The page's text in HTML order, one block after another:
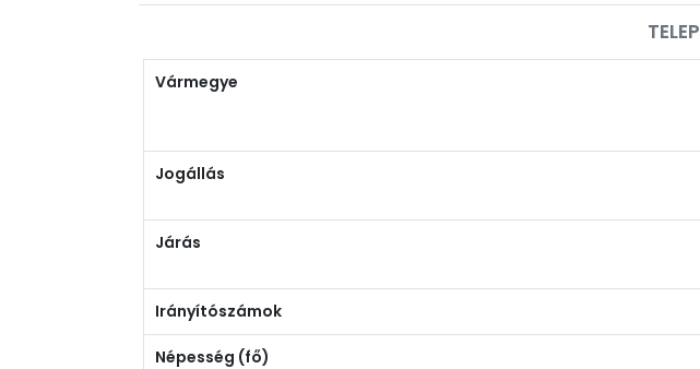
Vármegye
Jogállás
Járás
Irányítószámok
Népesség (fő)